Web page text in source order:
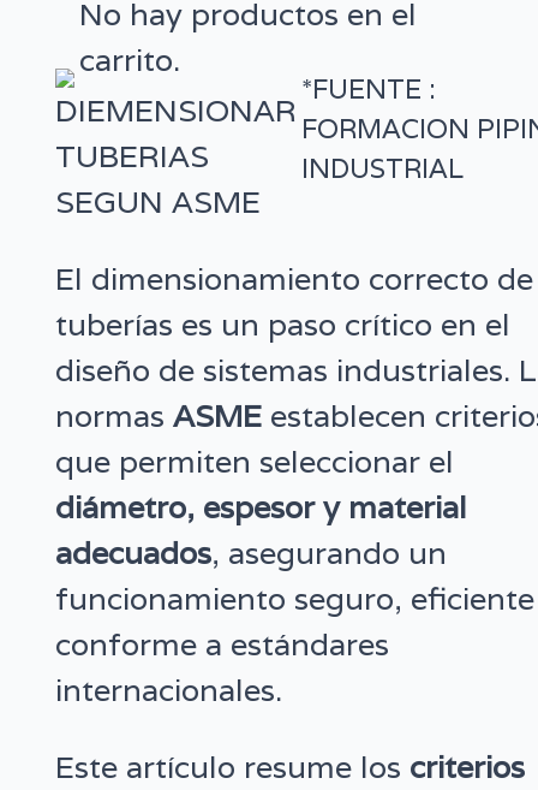
No hay productos en el
carrito.
*FUENTE :
FORMACION
INDUSTRIAL
El dimensionamiento correcto de
tuberías es un paso crítico en el
diseño de sistemas industriales.
normasASME establecen
que permiten seleccionar el
diámetro, espesor y material
adecuados, asegurando un
funcionamiento seguro,
conforme a estándares
internacionales.
Este artículo resume los criterios